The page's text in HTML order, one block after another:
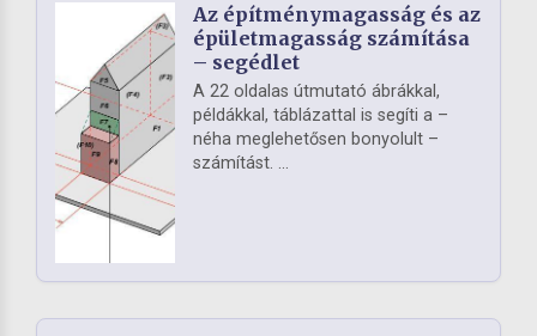
Az építménymagasság és az
épületmagasság számítása
– segédlet
A 22 oldalas útmutató ábrákkal,
példákkal, táblázattal is segíti a –
néha meglehetősen bonyolult –
számítást. ...